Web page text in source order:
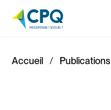
Accueil Publications